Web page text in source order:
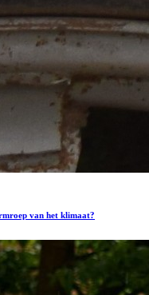
van het klimaat?